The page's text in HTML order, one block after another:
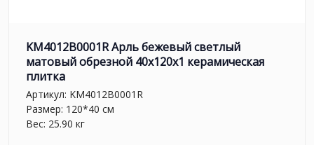
KM4012B0001R Арль бежевый светлый
матовый обрезной 40x120x1 керамическая
плитка
Артикул: KM4012B0001R
Размер: 120*40 см
Вес: 25.90 кг